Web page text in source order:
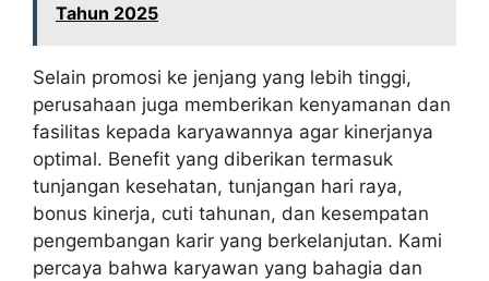
Tahun 2025
Selain promosi ke jenjang yang lebih tinggi,
perusahaan juga memberikan kenyamanan dan
fasilitas kepada karyawannya agar kinerjanya
optimal. Benefit yang diberikan termasuk
tunjangan kesehatan, tunjangan hari raya,
bonus kinerja, cuti tahunan, dan kesempatan
pengembangan karir yang berkelanjutan. Kami
percaya bahwa karyawan yang bahagia dan